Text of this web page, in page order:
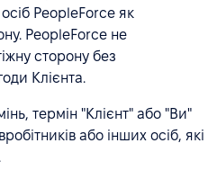
PeopleForce як
PeopleForce не
сторону без
Клієнта.
термін "Клієнт" або "Ви"
або інших осіб, які